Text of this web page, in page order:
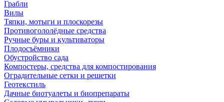
Грабли
Вилы
Тяпки, мотыги и плоскорезы
Противогололёдные средства
Ручные буры и культиваторы
Плодосъёмники
Обустройство сада
Компостеры, средства для компостирования
Оградительные сетки и решетки
Геотекстиль
Дачные биотуалеты и биопрепараты